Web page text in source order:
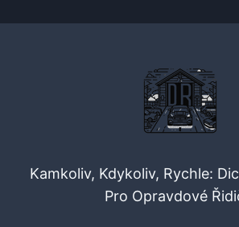
Kamkoliv, Kdykoliv, Rychle:
Pro Opravdové